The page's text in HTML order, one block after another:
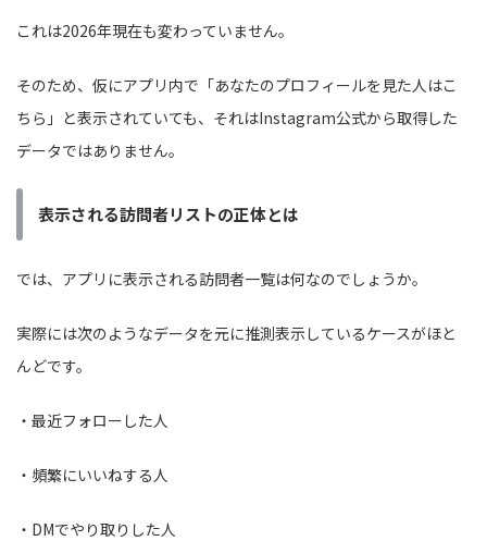
これは2026年現在も変わっていません。
そのため、仮にアプリ内で「あなたのプロフィールを見た人はこ
ちら」と表示されていても、それはInstagram公式から取得した
データではありません。
表示される訪問者リストの正体とは
では、アプリに表示される訪問者一覧は何なのでしょうか。
実際には次のようなデータを元に推測表示しているケースがほと
んどです。
・最近フォローした人
・頻繁にいいねする人
・DMでやり取りした人